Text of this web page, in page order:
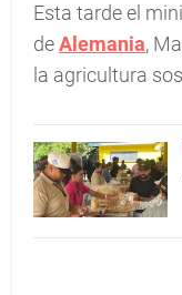
Esta tarde el
deAlemania,
la agricultura